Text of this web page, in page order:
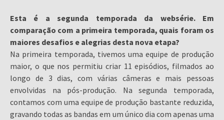
Esta é a segunda temporada da websérie. Em
comparação com a primeira temporada, quais foram os
maiores desafios e alegrias desta nova etapa?
Na primeira temporada, tivemos uma equipe de produção
maior, o que nos permitiu criar 11 episódios, filmados ao
longo de 3 dias, com várias câmeras e mais pessoas
envolvidas na pós-produção. Na segunda temporada,
contamos com uma equipe de produção bastante reduzida,
gravando todas as bandas em um único dia com apenas uma